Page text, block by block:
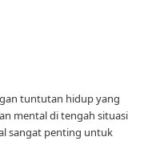
tuntutan hidup yang
mental di tengah situasi
sangat penting untuk